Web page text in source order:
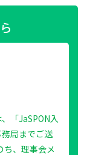
「JaSPON入
局までご送
ち、理事会メ